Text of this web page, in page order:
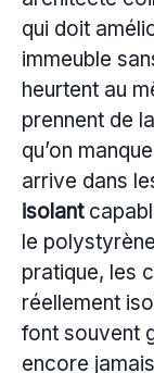
qui doit
immeuble
heurtent au
prennent de
qu’on
arrive dans
isolant
le
pratique, les
réellement
font souvent
encore